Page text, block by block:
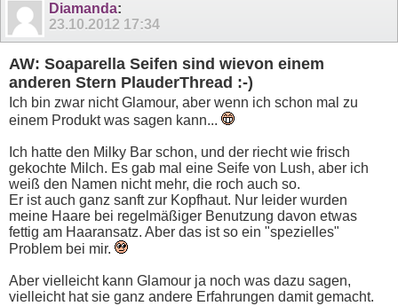
Diamanda:
23.10.2012 17:34
AW: Soaparella Seifen sind wievon einem
anderen Stern PlauderThread :-)
Ich bin zwar nicht Glamour, aber wenn ich schon mal zu
einem Produkt was sagen kann...
Ich hatte den Milky Bar schon, und der riecht wie frisch
gekochte Milch. Es gab mal eine Seife von Lush, aber ich
weiß den Namen nicht mehr, die roch auch so.
Er ist auch ganz sanft zur Kopfhaut. Nur leider wurden
meine Haare bei regelmäßiger Benutzung davon etwas
fettig am Haaransatz. Aber das ist so ein "spezielles"
Problem bei mir.
Aber vielleicht kann Glamour ja noch was dazu sagen,
vielleicht hat sie ganz andere Erfahrungen damit gemacht.